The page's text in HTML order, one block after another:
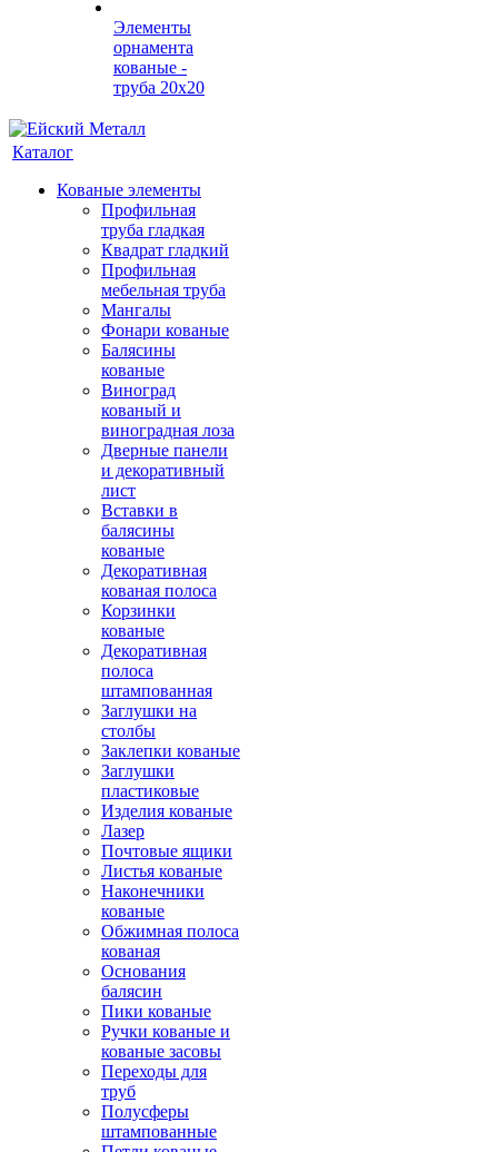
Элементы
орнамента
кованые -
труба 20х20
Каталог
Кованые элементы
Профильная
труба гладкая
Квадрат гладкий
Профильная
мебельная труба
Мангалы
Фонари кованые
Балясины
кованые
Виноград
кованый и
виноградная лоза
Дверные панели
и декоративный
лист
Вставки в
балясины
кованые
Декоративная
кованая полоса
Корзинки
кованые
Декоративная
полоса
штампованная
Заглушки на
столбы
Заклепки кованые
Заглушки
пластиковые
Изделия кованые
Лазер
Почтовые ящики
Листья кованые
Наконечники
кованые
Обжимная полоса
кованая
Основания
балясин
Пики кованые
Ручки кованые и
кованые засовы
Переходы для
труб
Полусферы
штампованные